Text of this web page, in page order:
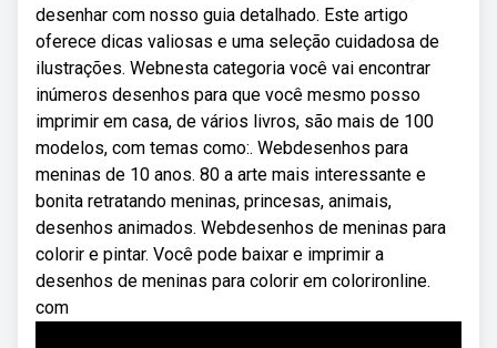
desenhar com nosso guia detalhado. Este artigo
oferece dicas valiosas e uma seleção cuidadosa de
ilustrações. Webnesta categoria você vai encontrar
inúmeros desenhos para que você mesmo posso
imprimir em casa, de vários livros, são mais de 100
modelos, com temas como:. Webdesenhos para
meninas de 10 anos. 80 a arte mais interessante e
bonita retratando meninas, princesas, animais,
desenhos animados. Webdesenhos de meninas para
colorir e pintar. Você pode baixar e imprimir a
desenhos de meninas para colorir em colorironline.
com